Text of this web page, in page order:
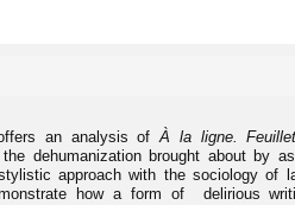
an analysis ofÀ la ligne.
dehumanization brought about by
approach with the sociology of
how a form of delirious